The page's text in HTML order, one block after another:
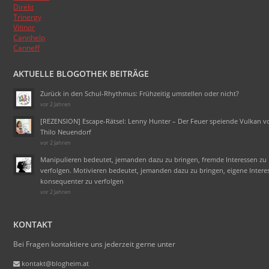
Direkt
Trinergy
Vitinor
Cannhelp
Canneff
AKTUELLE BLOGOTHEK BEITRÄGE
Zurück in den Schul-Rhythmus: Frühzeitig umstellen oder nicht?
vor 2 Jahren
[REZENSION] Escape-Rätsel: Lenny Hunter – Der Feuer speiende Vulkan
Thilo Neuendorf
vor 2 Jahren
Manipulieren bedeutet, jemanden dazu zu bringen, fremde Interessen zu
verfolgen. Motivieren bedeutet, jemanden dazu zu bringen, eigene
konsequenter zu verfolgen
vor 2 Jahren
KONTAKT
Bei Fragen kontaktiere uns jederzeit gerne unter
kontakt@blogheim.at